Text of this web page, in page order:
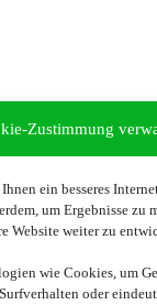
Zustimmung
ein besseres
um Ergebnisse zu
Website weiter zu
wie Cookies, um
oder
Ihre
die Cookies. Es